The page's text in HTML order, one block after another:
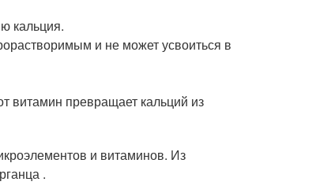
кальция.
и не может усвоиться в
витамин превращает кальций из
и витаминов. Из
.